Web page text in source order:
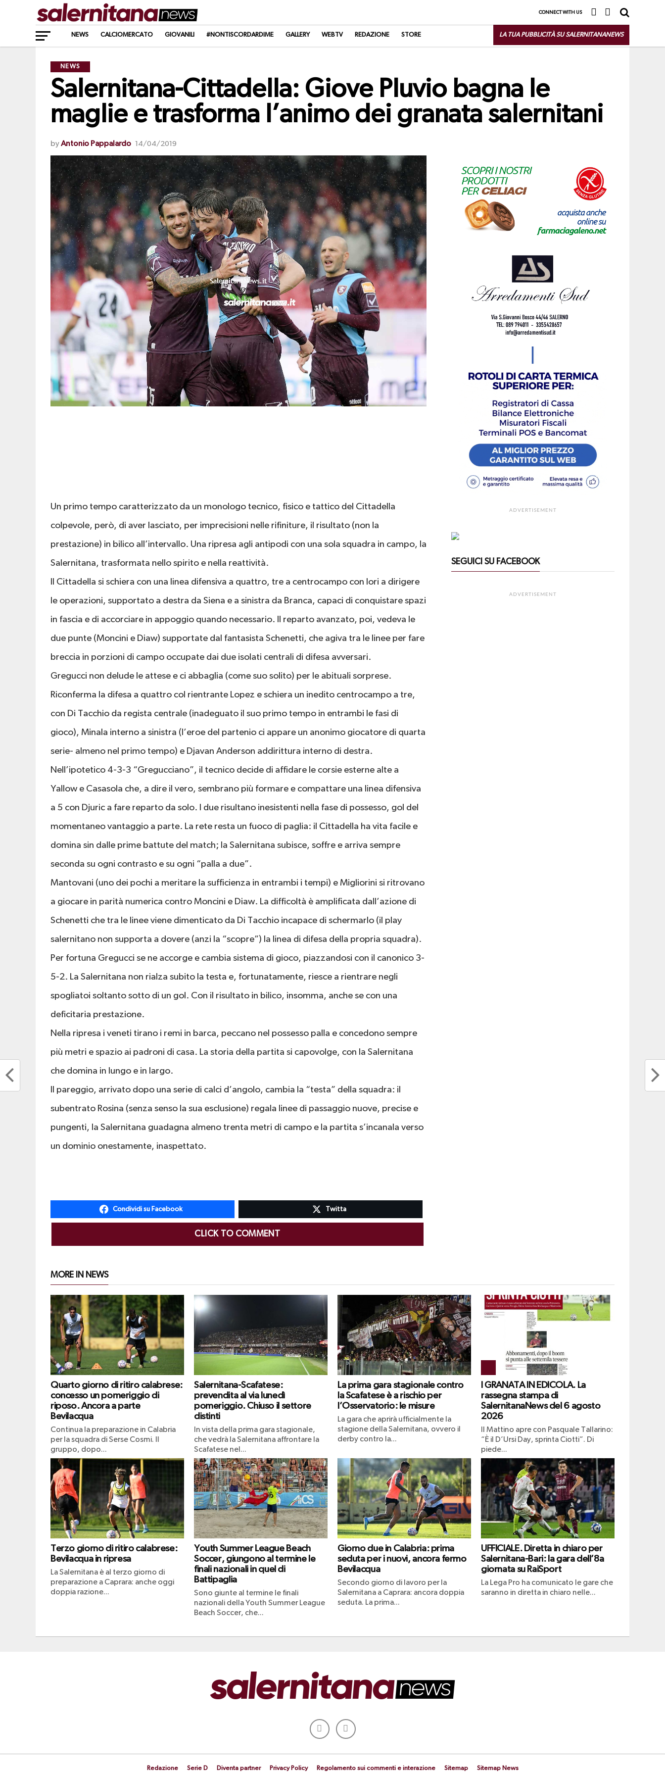
CONNECT WITH US
NEWS CALCIOMERCATO GIOVANILI #NONTISCORDARDIME GALLERY WEBTV REDAZIONE STORE LA TUA PUBBLICITÀ SU SALERNITANANEWS
NEWS
Salernitana-Cittadella: Giove Pluvio bagna le
maglie e trasforma l’animo dei granata salernitani
byAntonio Pappalardo 14/04/2019
Un primo tempo caratterizzato da un monologo tecnico, fisico e tattico del Cittadella
colpevole, però, di aver lasciato, per imprecisioni nelle rifiniture, il risultato (non la
prestazione) in bilico all’intervallo. Una ripresa agli antipodi con una sola squadra in campo, la
Salernitana, trasformata nello spirito e nella reattività.
Il Cittadella si schiera con una linea difensiva a quattro, tre a centrocampo con Iori a dirigere
le operazioni, supportato a destra da Siena e a sinistra da Branca, capaci di conquistare spazi
in fascia e di accorciare in appoggio quando necessario. Il reparto avanzato, poi, vedeva le
due punte (Moncini e Diaw) supportate dal fantasista Schenetti, che agiva tra le linee per fare
breccia in porzioni di campo occupate dai due isolati centrali di difesa avversari.
Gregucci non delude le attese e ci abbaglia (come suo solito) per le abituali sorprese.
Riconferma la difesa a quattro col rientrante Lopez e schiera un inedito centrocampo a tre,
con Di Tacchio da regista centrale (inadeguato il suo primo tempo in entrambi le fasi di
gioco), Minala interno a sinistra (l’eroe del partenio ci appare un anonimo giocatore di quarta
serie- almeno nel primo tempo) e Djavan Anderson addirittura interno di destra.
Nell’ipotetico 4-3-3 “Gregucciano”, il tecnico decide di affidare le corsie esterne alte a
Yallow e Casasola che, a dire il vero, sembrano più formare e compattare una linea difensiva
a 5 con Djuric a fare reparto da solo. I due risultano inesistenti nella fase di possesso, gol del
momentaneo vantaggio a parte. La rete resta un fuoco di paglia: il Cittadella ha vita facile e
domina sin dalle prime battute del match; la Salernitana subisce, soffre e arriva sempre
seconda su ogni contrasto e su ogni “palla a due”.
Mantovani (uno dei pochi a meritare la sufficienza in entrambi i tempi) e Migliorini si ritrovano
a giocare in parità numerica contro Moncini e Diaw. La difficoltà è amplificata dall’azione di
Schenetti che tra le linee viene dimenticato da Di Tacchio incapace di schermarlo (il play
salernitano non supporta a dovere (anzi la “scopre”) la linea di difesa della propria squadra).
Per fortuna Gregucci se ne accorge e cambia sistema di gioco, piazzandosi con il canonico 3-
5-2. La Salernitana non rialza subito la testa e, fortunatamente, riesce a rientrare negli
spogliatoi soltanto sotto di un gol. Con il risultato in bilico, insomma, anche se con una
deficitaria prestazione.
Nella ripresa i veneti tirano i remi in barca, peccano nel possesso palla e concedono sempre
più metri e spazio ai padroni di casa. La storia della partita si capovolge, con la Salernitana
che domina in lungo e in largo.
Il pareggio, arrivato dopo una serie di calci d’angolo, cambia la “testa” della squadra: il
subentrato Rosina (senza senso la sua esclusione) regala linee di passaggio nuove, precise e
pungenti, la Salernitana guadagna almeno trenta metri di campo e la partita s’incanala verso
un dominio onestamente, inaspettato.
Condividi su Facebook Twitta
CLICK TO COMMENT
ADVERTISEMENT
SEGUICI SU FACEBOOK
ADVERTISEMENT
MORE IN NEWS
Quarto giorno di ritiro calabrese:
concesso un pomeriggio di
riposo. Ancora a parte
Bevilacqua
Continua la preparazione in Calabria
per la squadra di Serse Cosmi. Il
gruppo, dopo...
Salernitana-Scafatese:
prevendita al via lunedì
pomeriggio. Chiuso il settore
distinti
In vista della prima gara stagionale,
che vedrà la Salernitana affrontare la
Scafatese nel...
La prima gara stagionale contro
la Scafatese è a rischio per
l’Osservatorio: le misure
La gara che aprirà ufficialmente la
stagione della Salernitana, ovvero il
derby contro la...
I GRANATA IN EDICOLA. La
rassegna stampa di
SalernitanaNews del 6 agosto
2026
Il Mattino apre con Pasquale Tallarino:
“È il D’Ursi Day, sprinta Ciotti”. Di
piede...
Terzo giorno di ritiro calabrese:
Bevilacqua in ripresa
La Salernitana è al terzo giorno di
preparazione a Caprara: anche oggi
doppia razione...
Youth Summer League Beach
Soccer, giungono al termine le
finali nazionali in quel di
Battipaglia
Sono giunte al termine le finali
nazionali della Youth Summer League
Beach Soccer, che...
Giorno due in Calabria: prima
seduta per i nuovi, ancora fermo
Bevilacqua
Secondo giorno di lavoro per la
Salernitana a Caprara: ancora doppia
seduta. La prima...
UFFICIALE. Diretta in chiaro per
Salernitana-Bari: la gara dell’8a
giornata su RaiSport
La Lega Pro ha comunicato le gare che
saranno in diretta in chiaro nelle...
Redazione Serie D Diventa partner Privacy Policy Regolamento sui commenti e interazione Sitemap Sitemap News